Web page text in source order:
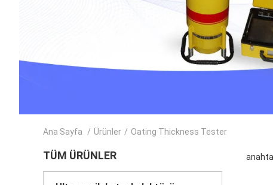
Ana Sayfa / Ürünler / Oating Thickness Tester
TÜM ÜRÜNLER